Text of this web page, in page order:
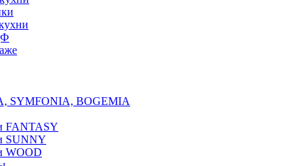
SYMFONIA, BOGEMIA
FANTASY
SUNNY
WOOD